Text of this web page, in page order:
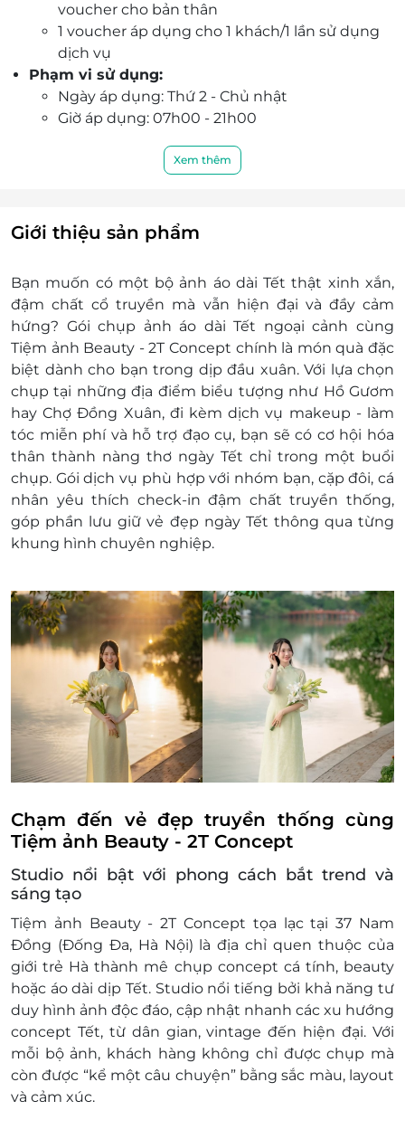
nhanh chóng và săn deal chụp ảnh siêu tiết
kiệm!
voucher cho bản thân
1 voucher áp dụng cho 1 khách/1 lần sử dụng
dịch vụ
Phạm vi sử dụng:
Ngày áp dụng: Thứ 2 - Chủ nhật
Giờ áp dụng: 07h00 - 21h00
Tổng thời gian gói dịch vụ: Không giới hạn
khách hàng
Thông tin liên hệ:
Nam Đồng, Phường Văn Miếu - Quốc Tử
Giám, Hà Nội
Hotline: 0985301532
Điều kiện khác:
e-Voucher/e-Coupon không có giá trị quy đổi
thành tiền mặt, không trả lại tiền thừa
Không áp dụng đồng thời với chương trình
khuyến mại khác
Giá chưa bao gồm VAT, khách hàng muốn lấy
hóa đơn vui lòng liên hệ nhà cung cấp.
Xem thêm
Giới thiệu sản phẩm
Bạn muốn có một bộ ảnh áo dài Tết thật xinh xắn,
đậm chất cổ truyền mà vẫn hiện đại và đầy cảm
hứng? Gói chụp ảnh áo dài Tết ngoại cảnh cùng
Tiệm ảnh Beauty - 2T Concept chính là món quà đặc
biệt dành cho bạn trong dịp đầu xuân. Với lựa chọn
chụp tại những địa điểm biểu tượng như Hồ Gươm
hay Chợ Đồng Xuân, đi kèm dịch vụ makeup - làm
tóc miễn phí và hỗ trợ đạo cụ, bạn sẽ có cơ hội hóa
thân thành nàng thơ ngày Tết chỉ trong một buổi
chụp. Gói dịch vụ phù hợp với nhóm bạn, cặp đôi, cá
nhân yêu thích check-in đậm chất truyền thống,
góp phần lưu giữ vẻ đẹp ngày Tết thông qua từng
khung hình chuyên nghiệp.
Chạm đến vẻ đẹp truyền thống cùng
Tiệm ảnh Beauty - 2T Concept
Studio nổi bật với phong cách bắt trend và
sáng tạo
Tiệm ảnh Beauty - 2T Concept tọa lạc tại 37 Nam
Đồng (Đống Đa, Hà Nội) là địa chỉ quen thuộc của
giới trẻ Hà thành mê chụp concept cá tính, beauty
hoặc áo dài dịp Tết. Studio nổi tiếng bởi khả năng tư
duy hình ảnh độc đáo, cập nhật nhanh các xu hướng
concept Tết, từ dân gian, vintage đến hiện đại. Với
mỗi bộ ảnh, khách hàng không chỉ được chụp mà
còn được “kể một câu chuyện” bằng sắc màu, layout
và cảm xúc.